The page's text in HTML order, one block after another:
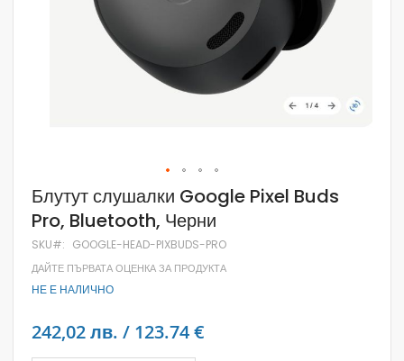
Skip
to
the
beginning
of
the
images
gallery
Блутут слушалки Google Pixel Buds
Pro, Bluetooth, Черни
SKU GOOGLE-HEAD-PIXBUDS-PRO
ДАЙТЕ ПЪРВАТА ОЦЕНКА ЗА ПРОДУКТА
НЕ Е НАЛИЧНО
242,02 лв. / 123.74 €